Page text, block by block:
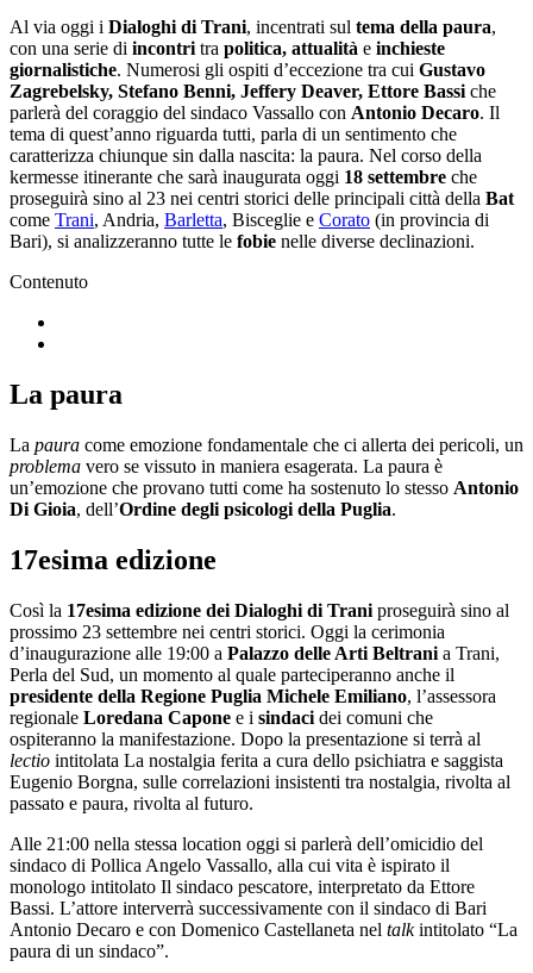
Al via oggi i Dialoghi di Trani, incentrati sul tema della paura,
con una serie di incontri tra politica, attualità e inchieste
giornalistiche. Numerosi gli ospiti d’eccezione tra cui Gustavo
Zagrebelsky, Stefano Benni, Jeffery Deaver, Ettore Bassi che
parlerà del coraggio del sindaco Vassallo con Antonio Decaro. Il
tema di quest’anno riguarda tutti, parla di un sentimento che
caratterizza chiunque sin dalla nascita: la paura. Nel corso della
kermesse itinerante che sarà inaugurata oggi 18 settembre che
proseguirà sino al 23 nei centri storici delle principali città della Bat
come Trani, Andria, Barletta, Bisceglie e Corato (in provincia di
Bari), si analizzeranno tutte le fobie nelle diverse declinazioni.
Contenuto
La paura
La paura come emozione fondamentale che ci allerta dei pericoli, un
problema vero se vissuto in maniera esagerata. La paura è
un’emozione che provano tutti come ha sostenuto lo stesso Antonio
Di Gioia, dell’Ordine degli psicologi della Puglia.
17esima edizione
Così la 17esima edizione dei Dialoghi di Trani proseguirà sino al
prossimo 23 settembre nei centri storici. Oggi la cerimonia
d’inaugurazione alle 19:00 a Palazzo delle Arti Beltrani a Trani,
Perla del Sud, un momento al quale parteciperanno anche il
presidente della Regione Puglia Michele Emiliano, l’assessora
regionale Loredana Capone e i sindaci dei comuni che
ospiteranno la manifestazione. Dopo la presentazione si terrà al
lectio intitolata La nostalgia ferita a cura dello psichiatra e saggista
Eugenio Borgna, sulle correlazioni insistenti tra nostalgia, rivolta al
passato e paura, rivolta al futuro.
Alle 21:00 nella stessa location oggi si parlerà dell’omicidio del
sindaco di Pollica Angelo Vassallo, alla cui vita è ispirato il
monologo intitolato Il sindaco pescatore, interpretato da Ettore
Bassi. L’attore interverrà successivamente con il sindaco di Bari
Antonio Decaro e con Domenico Castellaneta nel talkintitolato “La
paura di un sindaco”.